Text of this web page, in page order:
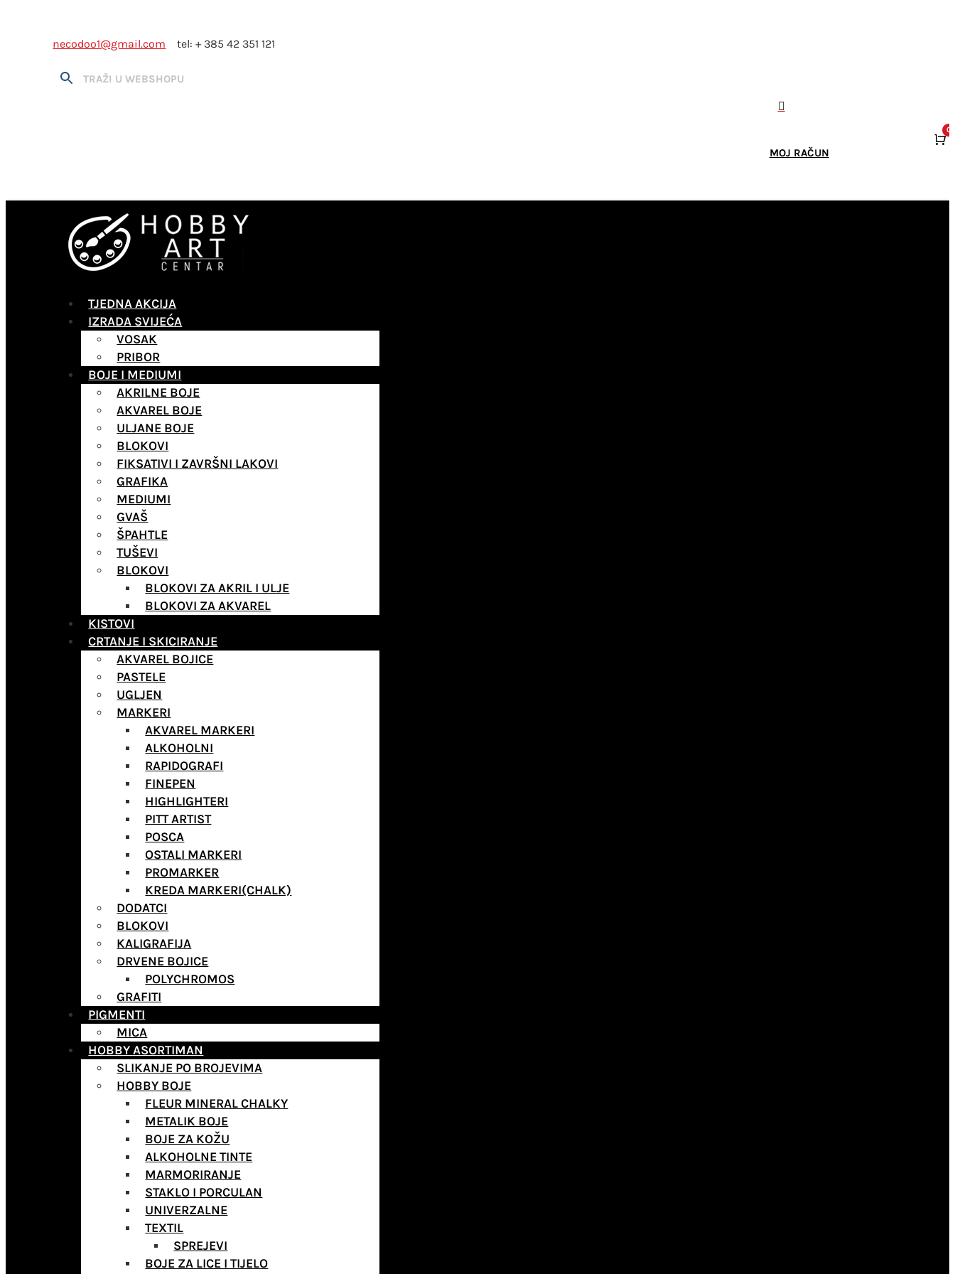
necodoo1@gmail.com tel: + 385 42 351 121

MOJ RAČUN
0
TJEDNA AKCIJA
IZRADA SVIJEĆA
VOSAK
PRIBOR
BOJE I MEDIUMI
AKRILNE BOJE
AKVAREL BOJE
ULJANE BOJE
BLOKOVI
FIKSATIVI I ZAVRŠNI LAKOVI
GRAFIKA
MEDIUMI
GVAŠ
ŠPAHTLE
TUŠEVI
BLOKOVI
BLOKOVI ZA AKRIL I ULJE
BLOKOVI ZA AKVAREL
KISTOVI
CRTANJE I SKICIRANJE
AKVAREL BOJICE
PASTELE
UGLJEN
MARKERI
AKVAREL MARKERI
ALKOHOLNI
RAPIDOGRAFI
FINEPEN
HIGHLIGHTERI
PITT ARTIST
POSCA
OSTALI MARKERI
PROMARKER
KREDA MARKERI(CHALK)
DODATCI
BLOKOVI
KALIGRAFIJA
DRVENE BOJICE
POLYCHROMOS
GRAFITI
PIGMENTI
MICA
HOBBY ASORTIMAN
SLIKANJE PO BROJEVIMA
HOBBY BOJE
FLEUR MINERAL CHALKY
METALIK BOJE
BOJE ZA KOŽU
ALKOHOLNE TINTE
MARMORIRANJE
STAKLO I PORCULAN
UNIVERZALNE
TEXTIL
SPREJEVI
BOJE ZA LICE I TIJELO